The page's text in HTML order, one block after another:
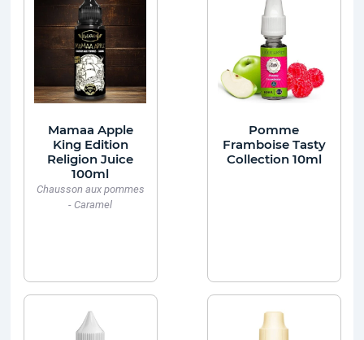
Mamaa Apple
King Edition
Religion Juice
100ml
Chausson aux pommes
- Caramel
Pomme
Framboise Tasty
Collection 10ml